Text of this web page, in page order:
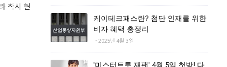
착시 현
케이테크패스란? 첨단 인재를 위한
비자 혜택 총정리
2025년 4월 3일
'미스터트롯 재팬' 4월 5일 첫방! 다